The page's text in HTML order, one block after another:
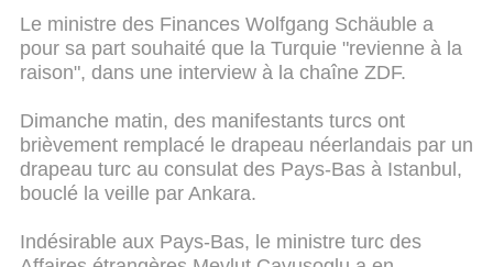
Le ministre des Finances Wolfgang Schäuble a
pour sa part souhaité que la Turquie "revienne à la
raison", dans une interview à la chaîne ZDF.
Dimanche matin, des manifestants turcs ont
brièvement remplacé le drapeau néerlandais par un
drapeau turc au consulat des Pays-Bas à Istanbul,
bouclé la veille par Ankara.
Indésirable aux Pays-Bas, le ministre turc des